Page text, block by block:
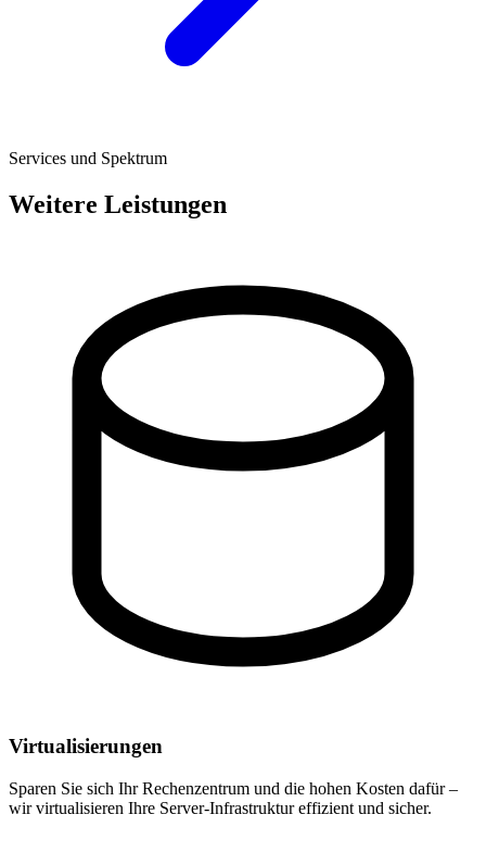
Services und Spektrum
Weitere Leistungen
Virtualisierungen
Sparen Sie sich Ihr Rechenzentrum und die hohen Kosten dafür –
wir virtualisieren Ihre Server-Infrastruktur effizient und sicher.